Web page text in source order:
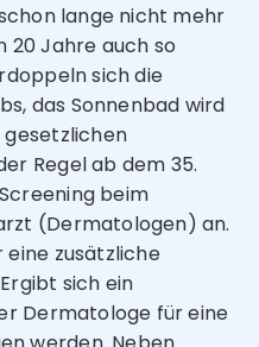
lange nicht mehr
20 Jahre auch so
sich die
das Sonnenbad wird
gesetzlichen
Regel ab dem 35.
beim
(Dermatologen) an.
eine zusätzliche
sich ein
Dermatologe für eine